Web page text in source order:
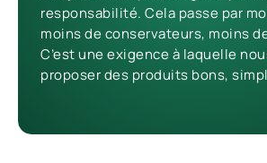
responsabilité. Cela passe par
moins de conservateurs, moins
C’est une exigence à laquelle
proposer des produits bons,